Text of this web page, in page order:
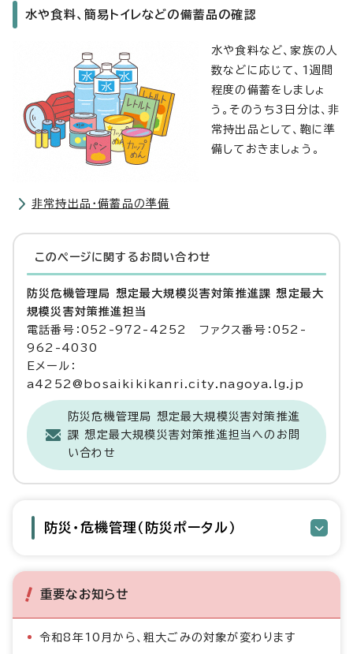
水や食料、簡易トイレなどの備蓄品の確認
水や食料など、家族の人
数などに応じて、1週間
程度の備蓄をしましょ
う。そのうち3日分は、非
常持出品として、鞄に準
備しておきましょう。
非常持出品・備蓄品の準備
このページに関する お問い合わせ
防災危機管理局 想定最大規模災害対策推進課 想定最大
規模災害対策推進担当
電話番号：052-972-4252 ファクス番号：052-
962-4030
Eメール：
a4252@bosaikikikanri.city.nagoya.lg.jp
防災危機管理局 想定最大規模災害対策推進
課 想定最大規模災害対策推進担当へのお問
い合わせ
防災・危機管理（防災ポータル）
重要なお知らせ
令和8年10月から、粗大ごみの対象が変わります